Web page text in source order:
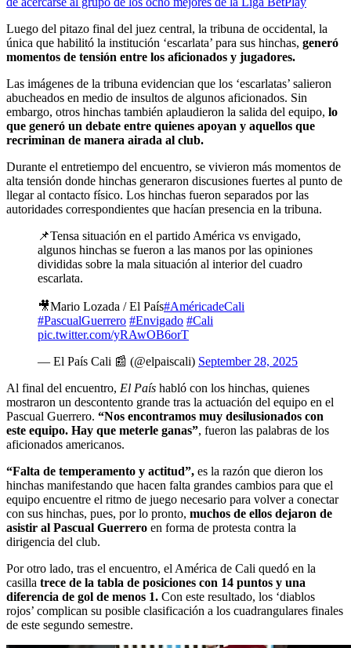
Luego del pitazo final del juez central, la tribuna de occidental, la
única que habilitó la institución ‘escarlata’ para sus hinchas, generó
momentos de tensión entre los aficionados y jugadores.
Las imágenes de la tribuna evidencian que los ‘escarlatas’ salieron
abucheados en medio de insultos de algunos aficionados. Sin
embargo, otros hinchas también aplaudieron la salida del equipo, lo
que generó un debate entre quienes apoyan y aquellos que
recriminan de manera airada al club.
Durante el entretiempo del encuentro, se vivieron más momentos de
alta tensión donde hinchas generaron discusiones fuertes al punto de
llegar al contacto físico. Los hinchas fueron separados por las
autoridades correspondientes que hacían presencia en la tribuna.
📌Tensa situación en el partido América vs envigado,
algunos hinchas se fueron a las manos por las opiniones
divididas sobre la mala situación al interior del cuadro
escarlata.
🎥Mario Lozada / El País#AméricadeCali
#PascualGuerrero #Envigado #Cali
pic.twitter.com/yRAwOB6orT
— El País Cali 📰 (@elpaiscali) September 28, 2025
Al final del encuentro, El País habló con los hinchas, quienes
mostraron un descontento grande tras la actuación del equipo en el
Pascual Guerrero. “Nos encontramos muy desilusionados con
este equipo. Hay que meterle ganas”, fueron las palabras de los
aficionados americanos.
“Falta de temperamento y actitud”, es la razón que dieron los
hinchas manifestando que hacen falta grandes cambios para que el
equipo encuentre el ritmo de juego necesario para volver a conectar
con sus hinchas, pues, por lo pronto, muchos de ellos dejaron de
asistir al Pascual Guerrero en forma de protesta contra la
dirigencia del club.
Por otro lado, tras el encuentro, el América de Cali quedó en la
casilla trece de la tabla de posiciones con 14 puntos y una
diferencia de gol de menos 1. Con este resultado, los ‘diablos
rojos’ complican su posible clasificación a los cuadrangulares finales
de este segundo semestre.